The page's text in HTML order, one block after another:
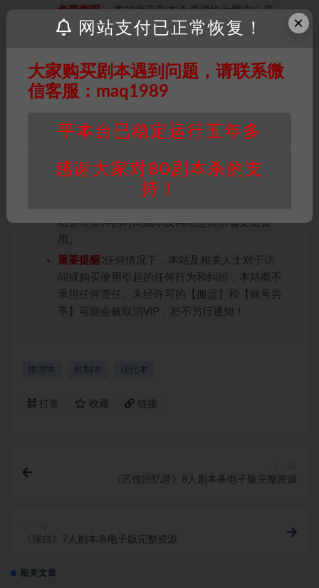
免责声明： 本站所有剧本杀资源均为网友分享
投稿+个人整理而来，仅供学习研究使用，请勿
未购买，即代表已阅读本声明，理解并同意受本
条约约束，并遵守所有适用的法律法规。
版权归属 ：本站提供的任何剧本杀资源内容的版
件通知并提供相关证实资料至邮箱
会在三天内下架相关剧本攻略。
∶剧本杀下载所需积分非剧本杀资源自
站整理资料的时间成本及网站运营所需支出费
用。
重要提醒 ∶任何情况下，本站及相关人士对于访
问或购买使用引起的任何行为和纠纷，本站概不
承担任何责任。未经许可的【搬运】和【账号共
享】可能会被取消VIP，恕不另行通知！
推理本 机制本 现代本
打赏 收藏 链接
《艺伎回忆录》8人剧本杀电子版完整资源
《涅白》7人剧本杀电子版完整资源
相关文章
×
网站支付已正常恢复！
大家购买剧本遇到问题，请联系微
信客服：maq1989
平本台已稳定运行五年多
感谢大家对80剧本杀的支
持！